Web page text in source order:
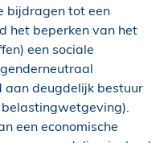
bijdragen tot een
het beperken van het
een sociale
aan deugdelijk bestuur
een economische